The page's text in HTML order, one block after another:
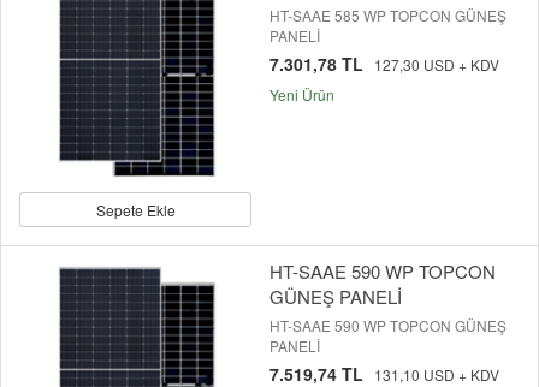
Sepete Ekle
HT-SAAE 585 WP TOPCON GÜNEŞ
PANELİ
7.301,78 TL
127,30 USD + KDV
Yeni Ürün
HT-SAAE 590 WP TOPCON
GÜNEŞ PANELİ
HT-SAAE 590 WP TOPCON GÜNEŞ
PANELİ
7.519,74 TL 131,10 USD + KDV